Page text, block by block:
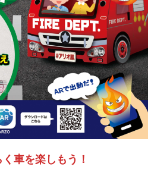
車を楽しもう！